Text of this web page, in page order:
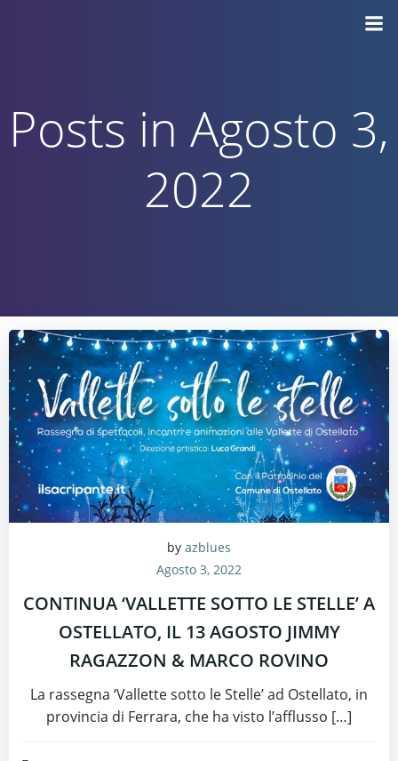
Posts in Agosto 3,
2022
by azblues
Agosto 3, 2022
CONTINUA ‘VALLETTE SOTTO LE STELLE’ A
OSTELLATO, IL 13 AGOSTO JIMMY
RAGAZZON & MARCO ROVINO
La rassegna ‘Vallette sotto le Stelle’ ad Ostellato, in
provincia di Ferrara, che ha visto l’afflusso […]